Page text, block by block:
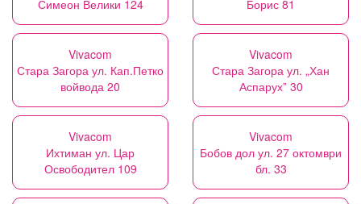
Симеон Велики 124
Борис 81
Vivacom
Стара Загора ул. Кап.Петко
войвода 20
Vivacom
Стара Загора ул. „Хан
Аспарух” 30
Vivacom
Ихтиман ул. Цар
Освободител 109
Vivacom
Бобов дол ул. 27 октомври
бл. 33